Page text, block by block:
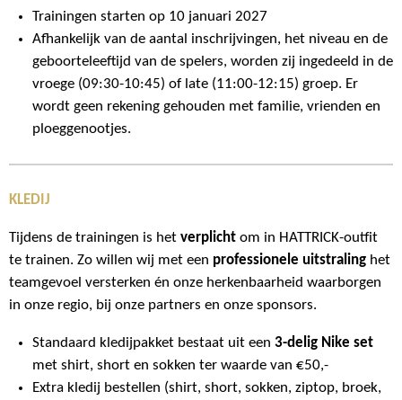
Trainingen starten op 10 januari 2027
Afhankelijk van de aantal inschrijvingen, het niveau en de
geboorteleeftijd van de spelers, worden zij ingedeeld in de
vroege (09:30-10:45) of late (11:00-12:15) groep. Er
wordt geen rekening gehouden met familie, vrienden en
ploeggenootjes.
KLEDIJ
Tijdens de trainingen is het verplicht om in HATTRICK-outfit
te trainen. Zo willen wij met een professionele uitstraling het
teamgevoel versterken én onze herkenbaarheid waarborgen
in onze regio, bij onze partners en onze sponsors.
Standaard kledijpakket bestaat uit een 3-delig Nike set
met shirt, short en sokken ter waarde van €50,-
Extra kledij bestellen (shirt, short, sokken, ziptop, broek,